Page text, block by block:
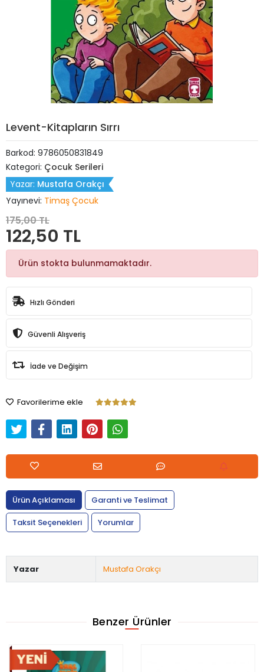
Levent-Kitapların Sırrı
Barkod: 9786050831849
Kategori: Çocuk Serileri
Yazar: Mustafa Orakçı
Yayınevi: Timaş Çocuk
175,00 TL
122,50 TL
Ürün stokta bulunmamaktadır.
Hızlı Gönderi
Güvenli Alışveriş
İade ve Değişim
Favorilerime ekle
Ürün Açıklaması
Garanti ve Teslimat
Taksit Seçenekleri
Yorumlar
Yazar Mustafa Orakçı
Benzer Ürünler